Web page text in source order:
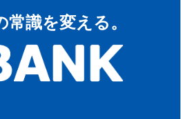
常識を変える。